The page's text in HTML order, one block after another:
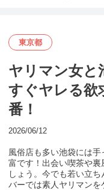
東京都
ヤリマン女と
すぐヤレる欲
番！
2026/06/12
風俗店も多い池袋には
富です！出会い喫茶や裏
しょう。今でも若い立
バーでは素人ヤリマンを